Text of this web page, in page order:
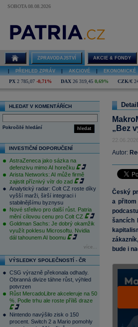
SOBOTA 08.08.2026
Wichterle sází
českou
značku. „Bez
vývoje
skončíte jako
subdodavatel“
ZPRAVODAJSTVÍ AKCIE & FONDY
PŘEHLED ZPRÁV AKCIOVÉ EKONOMICKÉ
PX 2 785,07 -0,71% DAX 26 319,45 0,69% CZK/€
HLEDAT V KOMENTÁŘÍCH
hledat
Pokročilé hledání
INVESTIČNÍ DOPORUČENÍ
AstraZeneca jako sázka na
defenzivu mimo AI horečku
Arista Networks: AI může firmě
zajistit příznivý vítr do zad
Analytický radar: Colt CZ roste díky
vyšší marži, širší integraci i
stabilnějšímu byznysu
Nové střelivo pro další růst. Patria
mění cílovou cenu pro Colt CZ
Goldman Sachs: Je dobrý okamžik
využít poklesu Microsoftu. Nvidia
dál tahounem AI boomu
více...
VÝSLEDKY SPOLEČNOSTÍ - ČR
CSG výrazně překonala odhady.
Obranná divize táhne růst, výhled
potvrzen
Růst MercadoLibre akceleruje na 50
%. Podle trhu ale roste příliš draze
Nintendo navýšilo zisk o 150
procent. Switch 2 a Mario pomohly
„Bez
Autor:
Český
a
šancích
bude i